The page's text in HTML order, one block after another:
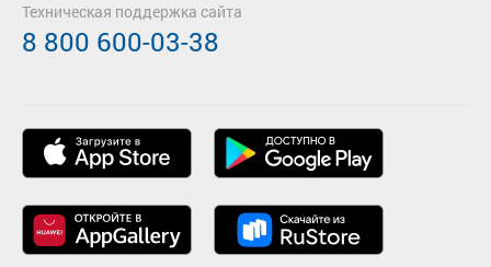
Техническая поддержка сайта
8 800 600-03-38